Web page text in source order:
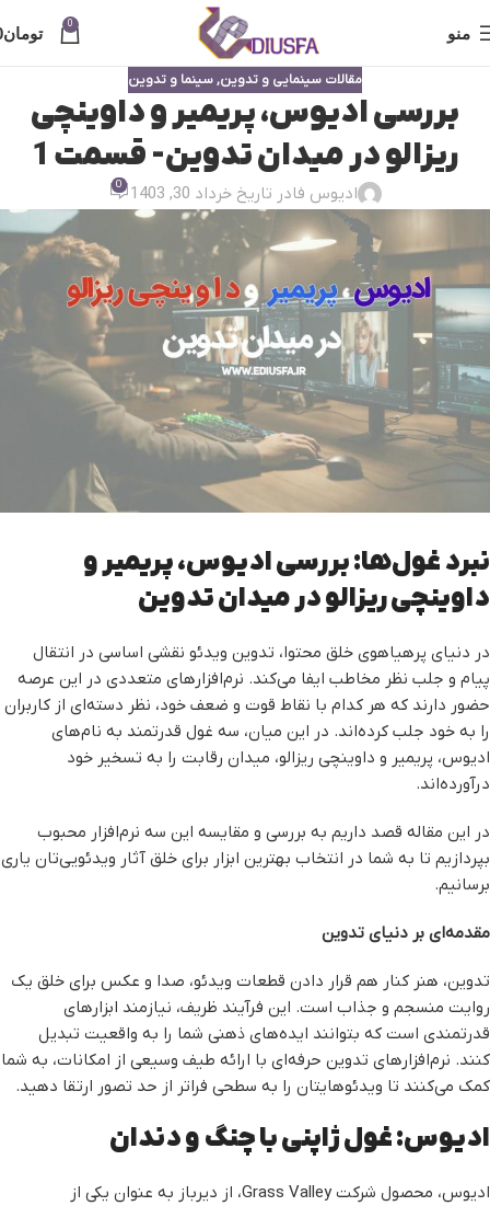
منو 0 تومان
مقالات سینمایی و تدوین,سینما و تدوین
بررسی ادیوس، پریمیر و داوینچی
ریزالو در میدان تدوین- قسمت 1
ادیوس فادر تاریخ خرداد 30, 1403 0
نبرد غول‌ها: بررسی ادیوس، پریمیر و
داوینچی ریزالو در میدان تدوین
در دنیای پرهیاهوی خلق محتوا، تدوین ویدئو نقشی اساسی در انتقال
پیام و جلب نظر مخاطب ایفا می‌کند. نرم‌افزارهای متعددی در این عرصه
حضور دارند که هر کدام با نقاط قوت و ضعف خود، نظر دسته‌ای از کاربران
را به خود جلب کرده‌اند. در این میان، سه غول قدرتمند به نام‌های
ادیوس، پریمیر و داوینچی ریزالو، میدان رقابت را به تسخیر خود
درآورده‌اند.
در این مقاله قصد داریم به بررسی و مقایسه این سه نرم‌افزار محبوب
بپردازیم تا به شما در انتخاب بهترین ابزار برای خلق آثار ویدئویی‌تان یاری
برسانیم.
مقدمه‌ای بر دنیای تدوین
تدوین، هنر کنار هم قرار دادن قطعات ویدئو، صدا و عکس برای خلق یک
روایت منسجم و جذاب است. این فرآیند ظریف، نیازمند ابزارهای
قدرتمندی است که بتوانند ایده‌های ذهنی شما را به واقعیت تبدیل
کنند. نرم‌افزارهای تدوین حرفه‌ای با ارائه طیف وسیعی از امکانات، به شما
کمک می‌کنند تا ویدئوهایتان را به سطحی فراتر از حد تصور ارتقا دهید.
ادیوس: غول ژاپنی با چنگ و دندان
ادیوس، محصول شرکت Grass Valley، از دیرباز به عنوان یکی از